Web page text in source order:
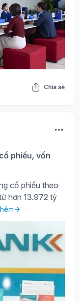
Chia sẻ
phiếu, vốn
cổ phiếu theo
hơn 13.972 tỷ